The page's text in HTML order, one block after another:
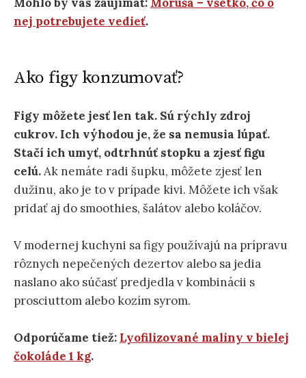
Mohlo by vás zaujímať: Moruša – všetko, čo o
nej potrebujete vedieť.
Ako figy konzumovať?
Figy môžete jesť len tak. Sú rýchly zdroj
cukrov. Ich výhodou je, že sa nemusia lúpať.
Stačí ich umyť, odtrhnúť stopku a zjesť figu
celú.Ak nemáte radi šupku, môžete zjesť len
dužinu, ako je to v prípade kivi. Môžete ich však
pridať aj do smoothies, šalátov alebo koláčov.
V modernej kuchyni sa figy používajú na prípravu
rôznych nepečených dezertov alebo sa jedia
naslano ako súčasť predjedla v kombinácii s
prosciuttom alebo kozím syrom.
Odporúčame tiež: Lyofilizované maliny v bielej
čokoláde 1 kg.